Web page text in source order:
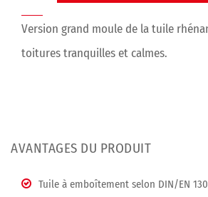
Version grand moule de la tuile
toitures tranquilles et calmes.
AVANTAGES DU PRODUIT
Tuile à emboîtement selon DIN/EN